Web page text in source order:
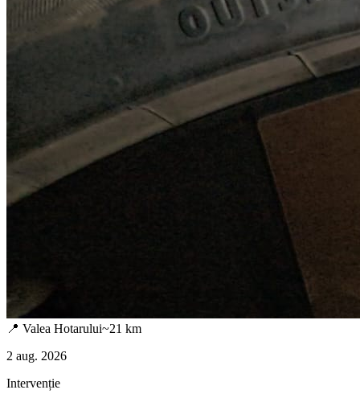
📍 Valea Hotarului~21 km
2 aug. 2026
Intervenție